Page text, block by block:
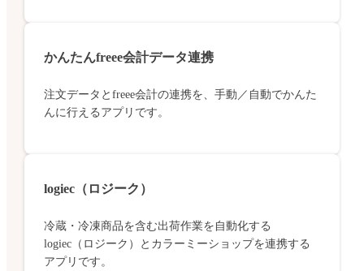
かんたんfreee会計データ連携
注文データとfreee会計の連携を、手動／自動でかんた
んに行えるアプリです。
logiec（ロジーク）
冷蔵・冷凍商品を含む出荷作業を自動化する
logiec（ロジーク）とカラーミーショップを連携する
アプリです。